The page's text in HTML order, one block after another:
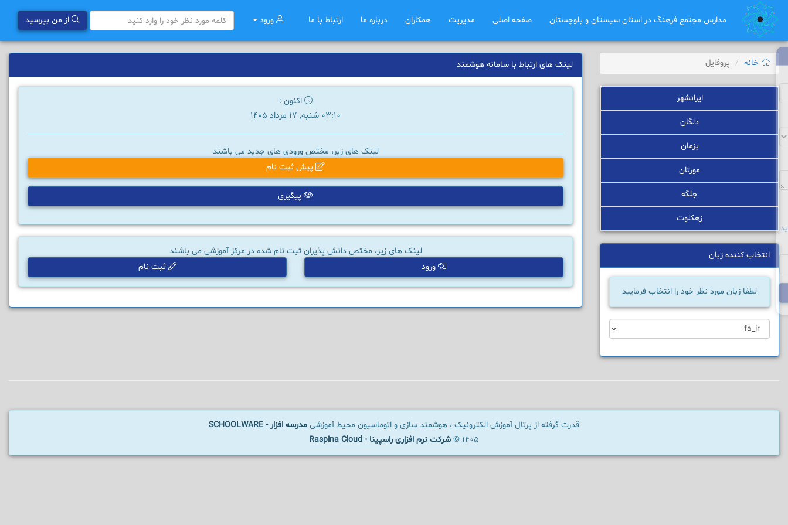
مدارس مجتمع فرهنگ در استان سیستان و بلوچستان صفحه اصلی مدیریت همکاران درباره ما ارتباط با ما از من بپرسید ورود
لینک های ارتباط با سامانه هوشمند
اکنون :
03:10 شنبه, 17 مرداد 1405
لینک های زیر، مختص ورودی های جدید می باشند
پیش ثبت نام
پیگیری
لینک های زیر، مختص دانش پذیران ثبت نام شده در مرکز آموزشی می باشند
ورود
ثبت نام
خانه پروفایل
ایرانشهر
دلگان
بزمان
مورتان
جلگه
زهکلوت
انتخاب کننده زبان
لطفا زبان مورد نظر خود را انتخاب فرمایید
قدرت گرفته از پرتال آموزش الکترونیک ، هوشمند سازی و اتوماسیون محیط آموزشی مدرسه افزار - SCHOOLWARE
1405 ©
شرکت نرم افزاری راسپینا - Raspina Cloud